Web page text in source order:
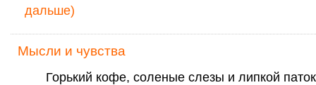
дальше)
Мысли и чувства
Горький кофе, соленые слезы и липкой